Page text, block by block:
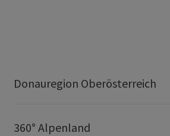
Donauregion Oberösterreich
360° Alpenland